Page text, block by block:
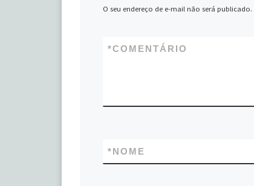
O seu endereço de e-mail não será publicado.
COMENTÁRIO
*
NOME
*